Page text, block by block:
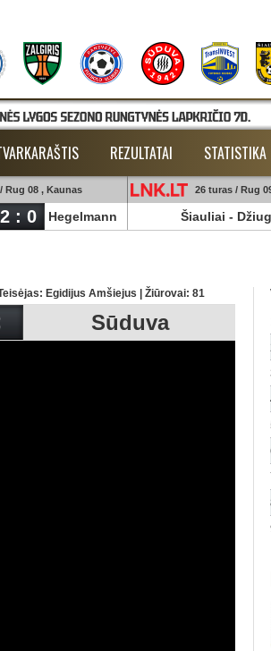
REZULTATAI STATISTIKA
Rug 08 , Kaunas
2 : 0 Hegelmann
26 turas / Rug
Šiauliai -
Egidijus Amšiejus | Žiūrovai: 81
Sūduva